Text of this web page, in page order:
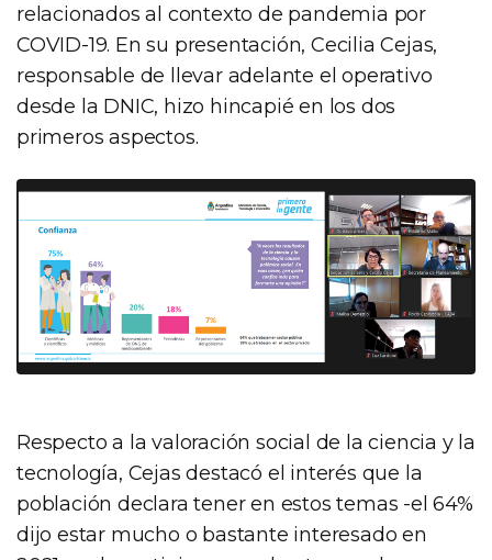
relacionados al contexto de pandemia por
COVID-19. En su presentación, Cecilia Cejas,
responsable de llevar adelante el operativo
desde la DNIC, hizo hincapié en los dos
primeros aspectos.
Respecto a la valoración social de la ciencia y la
tecnología, Cejas destacó el interés que la
población declara tener en estos temas -el 64%
dijo estar mucho o bastante interesado en